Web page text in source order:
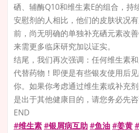
硒、辅酶Q10和维生素E的组合，持
安慰剂的人相比，他们的皮肤状况
前，尚无明确的单独补充硒元素改
来需更多临床研究加以证实。
结尾，我们再次强调：任何维生素
代替药物！即便是有些银友使用后
你。如果你考虑通过维生素或补充
是出于其他健康目的，请您务必先咨
END
#维生素#银屑病互助#鱼油#姜黄